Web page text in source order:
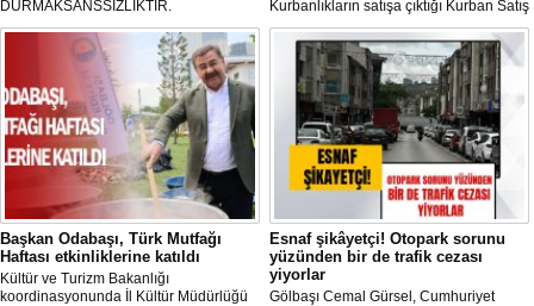
DURMAKSANSSIZLIKTIR.
Kurbanlıkların satışa çıktığı Kurban Satış
ve Kesim Merkezi, haşere ve
mikropların önüne geçilmesi amacıyla
her gün Gölbaşı Belediyesi ekipleri
tarafından düzenli olarak ilaçlanıyor.
Başkan Odabaşı, Türk Mutfağı
Haftası etkinliklerine katıldı
Kültür ve Turizm Bakanlığı
koordinasyonunda İl Kültür Müdürlüğü
Esnaf şikâyetçi! Otopark sorunu
yüzünden bir de trafik cezası
yiyorlar
Gölbaşı Cemal Gürsel, Cumhuriyet